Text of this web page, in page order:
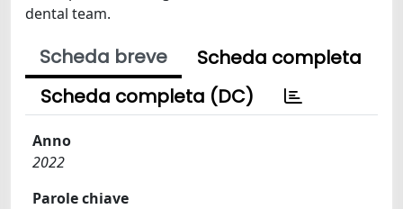
dental team.
Scheda breve
Scheda completa
Scheda completa (DC)
Anno
2022
Parole chiave